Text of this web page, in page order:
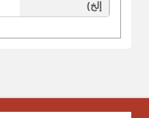
إلخ)